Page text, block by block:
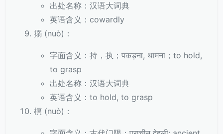
出处名称：汉语大词典
英语含义：cowardly
搦 (nuò)：
字面含义：持，执；पकड़ना, थामना；to hold,
to grasp
出处名称：汉语大词典
英语含义：to hold, to grasp
榠 (nuò)：